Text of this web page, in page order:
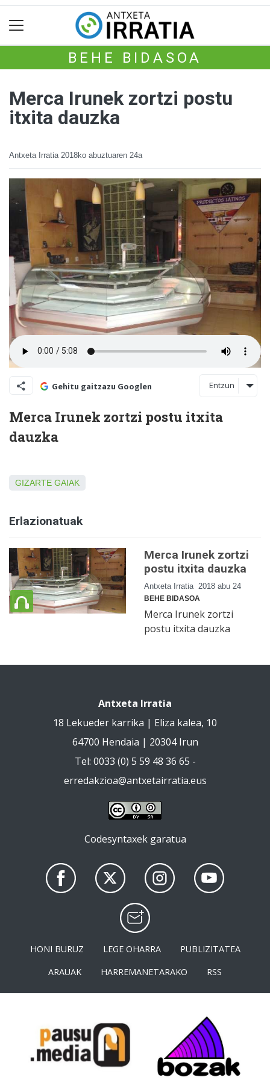
BEHE BIDASOA
Merca Irunek zortzi postu
itxita dauzka
Antxeta Irratia 2018ko abuztuaren 24a
Gehitu gaitzazu Googlen Entzun
Merca Irunek zortzi postu itxita
dauzka
GIZARTE GAIAK
Erlazionatuak
Merca Irunek zortzi
postu itxita dauzka
Antxeta Irratia 2018 abu 24
BEHE BIDASOA
Merca Irunek zortzi
postu itxita dauzka
Antxeta Irratia
18 Lekueder karrika | Eliza kalea, 10
64700 Hendaia | 20304 Irun
Tel: 0033 (0) 5 59 48 36 65 -
erredakzioa@antxetairratia.eus
Codesyntaxek garatua
HONI BURUZ LEGE OHARRA
PUBLIZITATEA
ARAUAK
HARREMANETARAKO RSS